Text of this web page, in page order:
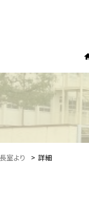
室より > 詳細